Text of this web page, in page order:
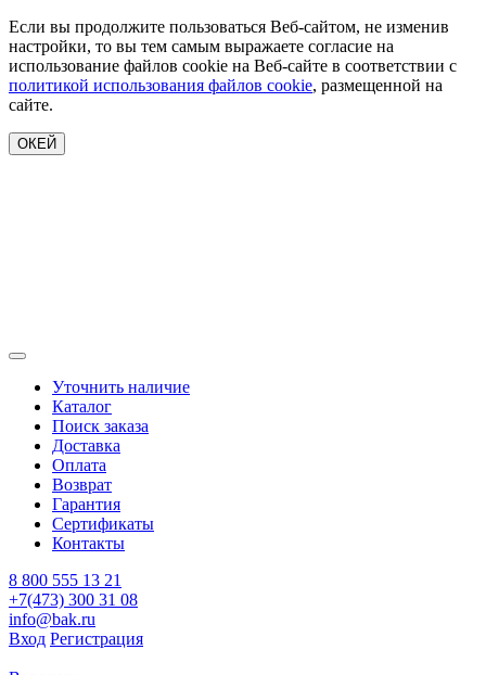
Если вы продолжите пользоваться Веб-сайтом, не изменив
настройки, то вы тем самым выражаете согласие на
использование файлов cookie на Веб-сайте в соответствии с
политикой использования файлов cookie, размещенной на
сайте.
ОКЕЙ
Уточнить наличие
Каталог
Поиск заказа
Доставка
Оплата
Возврат
Гарантия
Сертификаты
Контакты
8 800 555 13 21
+7(473) 300 31 08
info@bak.ru
Вход Регистрация